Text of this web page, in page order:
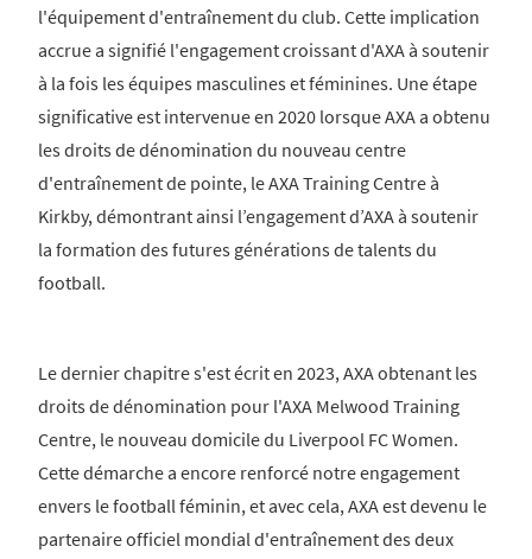
l'équipement d'entraînement du club. Cette implication
accrue a signifié l'engagement croissant d'AXA à soutenir
à la fois les équipes masculines et féminines. Une étape
significative est intervenue en 2020 lorsque AXA a obtenu
les droits de dénomination du nouveau centre
d'entraînement de pointe, le AXA Training Centre à
Kirkby, démontrant ainsi l’engagement d’AXA à soutenir
la formation des futures générations de talents du
football.
Le dernier chapitre s'est écrit en 2023, AXA obtenant les
droits de dénomination pour l'AXA Melwood Training
Centre, le nouveau domicile du Liverpool FC Women.
Cette démarche a encore renforcé notre engagement
envers le football féminin, et avec cela, AXA est devenu le
partenaire officiel mondial d'entraînement des deux